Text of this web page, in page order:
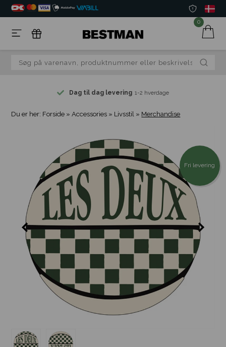
0
Dag til dag levering 1-2 hverdage
Du er her: Forside »Accessories » Livsstil » Merchandise
Fri levering